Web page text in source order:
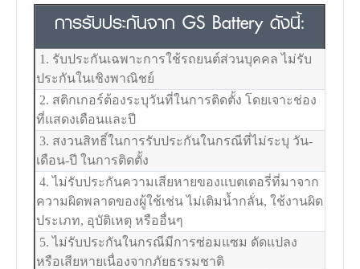
การรับประกันจาก GS Battery ดังนี้:
1. รับประกันเฉพาะการใช้รถยนต์ส่วนบุคคล ไม่รับ
ประกันในเชิงพาณิชย์
2. สติกเกอร์ต้องระบุวันที่ในการติดตั้ง โดยเจาะช่อง
ที่แสดงเดือนและปี
3. สงวนสิทธิ์ในการรับประกันในกรณีที่ไม่ระบุ วัน-
เดือน-ปี ในการติดตั้ง
4. ไม่รับประกันความเสียหายของแบตเตอรี่ที่มาจาก
ความผิดพลาดของผู้ใช้เช่น ไม่เติมน้ำกลั่น, ใช้งานผิด
ประเภท, อุบัติเหตุ หรืออื่นๆ
5. ไม่รับประกันในกรณีมีการซ่อมแซม ดัดแปลง
หรือเสียหายเนื่องจากภัยธรรมชาติ